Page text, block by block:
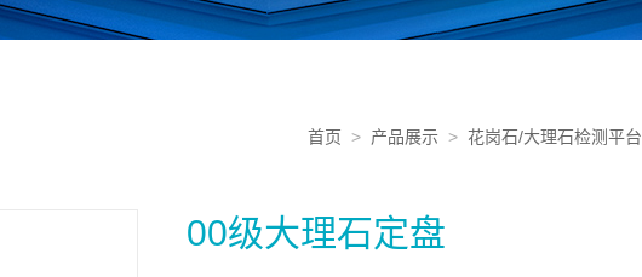
首页 > 产品展示 > 花岗石/大理石检测平台
00级大理石定盘